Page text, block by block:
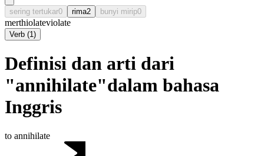
sering tertukar0 rima2 bunyi mirip0
merthiolateviolate
Verb (1)
Definisi dan arti dari
"annihilate"dalam bahasa
Inggris
to annihilate